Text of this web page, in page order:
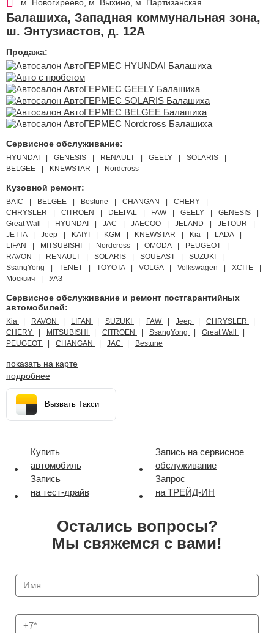
м. Новогиреево, м. Выхино, м. Партизанская
Балашиха, Западная коммунальная зона,
ш. Энтузиастов, д. 12А
Продажа:
Сервисное обслуживание:
HYUNDAI GENESIS RENAULT GEELY
SOLARIS
BELGEE
KNEWSTAR Nordcross
Кузовной ремонт:
BAIC BELGEE Bestune CHANGAN
CHERY
CHRYSLER
CITROEN DEEPAL FAW GEELY
GENESIS
Great Wall
HYUNDAI JAC JAECOO JELAND
JETOUR
JETTA
Jeep KAIYI KGM KNEWSTAR Kia
LADA
LIFAN
MITSUBISHI Nordcross OMODA
PEUGEOT
RAVON
RENAULT SOLARIS SOUEAST
SUZUKI
SsangYong
TENET TOYOTA VOLGA Volkswagen
XCITE
Москвич
УАЗ
Сервисное обслуживание и ремонт постгарантийных
автомобилей:
Kia RAVON LIFAN SUZUKI FAW Jeep
CHRYSLER
CHERY
MITSUBISHI CITROEN SsangYong
Great Wall
PEUGEOT
CHANGAN JAC Bestune
показать на карте
подробнее
Вызвать Такси
Купить
автомобиль
Запись на сервисное
обслуживание
Запись
на тест-драйв
Запрос
на ТРЕЙД-ИН
Остались вопросы?
Мы свяжемся с вами!